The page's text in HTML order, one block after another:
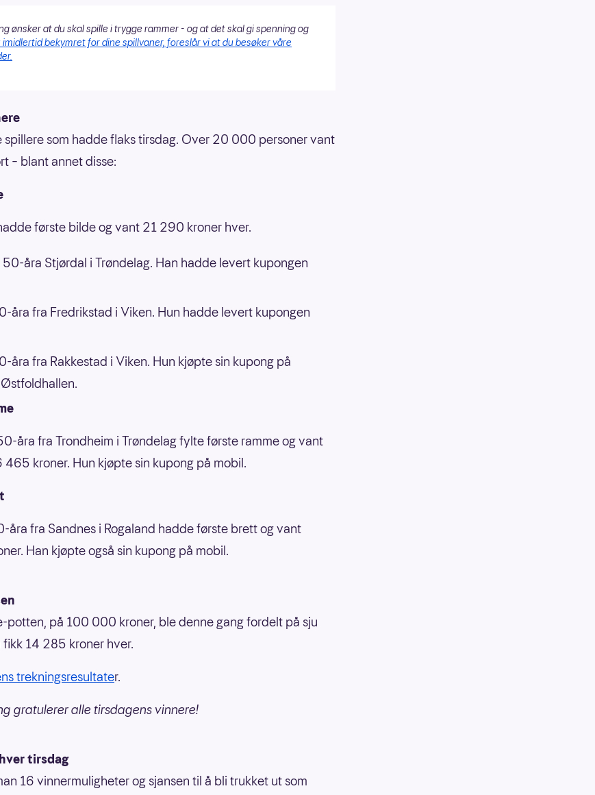
ønsker at du skal spille i trygge rammer - og at det skal gi spenning og
imidlertid bekymret for dine spillvaner, foreslår vi at du besøker våre
spillere som hadde flaks tirsdag. Over 20 000 personer vant
– blant annet disse:
første bilde og vant 21 290 kroner hver.
åra Stjørdal i Trøndelag. Han hadde levert kupongen
åra fra Fredrikstad i Viken. Hun hadde levert kupongen
åra fra Rakkestad i Viken. Hun kjøpte sin kupong på
åra fra Trondheim i Trøndelag fylte første ramme og vant
kroner. Hun kjøpte sin kupong på mobil.
åra fra Sandnes i Rogaland hadde første brett og vant
Han kjøpte også sin kupong på mobil.
potten, på 100 000 kroner, ble denne gang fordelt på sju
fikk 14 285 kroner hver.
trekningsresultater.
gratulerer alle tirsdagens vinnere!
tirsdag
16 vinnermuligheter og sjansen til å bli trukket ut som